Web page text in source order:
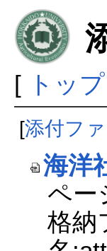
[ トップ
[添付フ
海洋
ペー
格納